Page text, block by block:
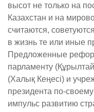
высот не только на
Казахстан и на
считаются,
в жизнь те или иные
Предложенные
парламенту
(Халық Кеңесі) и
президента по-
импульс развитию